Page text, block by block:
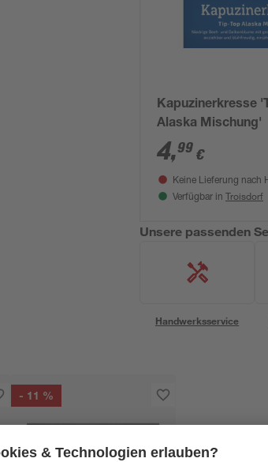
Kapuzinerkresse
Alaska Mischung'
4,99 €
Keine Lieferung nach
Verfügbar in Troisdorf
Unsere passenden
Handwerksservice
- 11 %